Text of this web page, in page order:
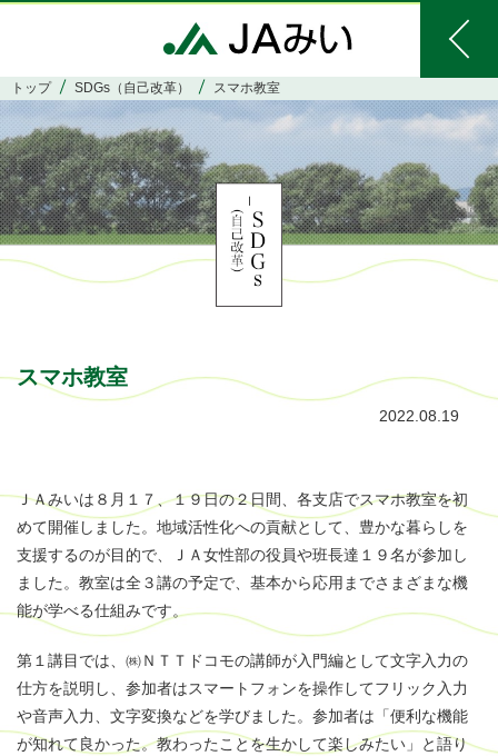
トップ SDGs（自己改革） スマホ教室
スマホ教室
2022.08.19
ＪＡみいは８月１７、１９日の２日間、各支店でスマホ教室を初
めて開催しました。地域活性化への貢献として、豊かな暮らしを
支援するのが目的で、ＪＡ女性部の役員や班長達１９名が参加し
ました。教室は全３講の予定で、基本から応用までさまざまな機
能が学べる仕組みです。
第１講目では、㈱ＮＴＴドコモの講師が入門編として文字入力の
仕方を説明し、参加者はスマートフォンを操作してフリック入力
や音声入力、文字変換などを学びました。参加者は「便利な機能
が知れて良かった。教わったことを生かして楽しみたい」と語り